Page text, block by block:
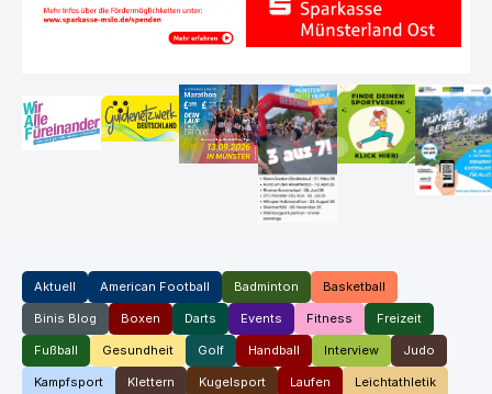
Aktuell American Football Badminton Basketball
Binis Blog Boxen Darts Events Fitness Freizeit
Fußball Gesundheit Golf Handball Interview Judo
Kampfsport Klettern Kugelsport Laufen Leichtathletik